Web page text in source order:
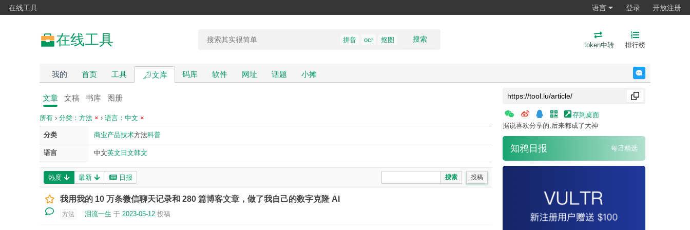
在线工具 语言 登录 开放注册
在线工具 搜索
拼音 ocr 抠图
token中转 排行榜
我的 首页 工具 文库 码库 软件 网址 话题 小摊
文章 文稿 书库 图册
所有 › 分类：方法 × › 语言：中文 ×
分类 商业产品技术方法科普
语言 中文英文 日文韩文
热度 最新 日报 搜索 投稿
我用我的 10 万条微信聊天记录和 280 篇博客文章，做了我自己的数字克隆 AI
方法 泪流一生 于 2023-05-12 投稿
存到桌面
据说喜欢分享的,后来都成了大神
知鸦日报 每日精选